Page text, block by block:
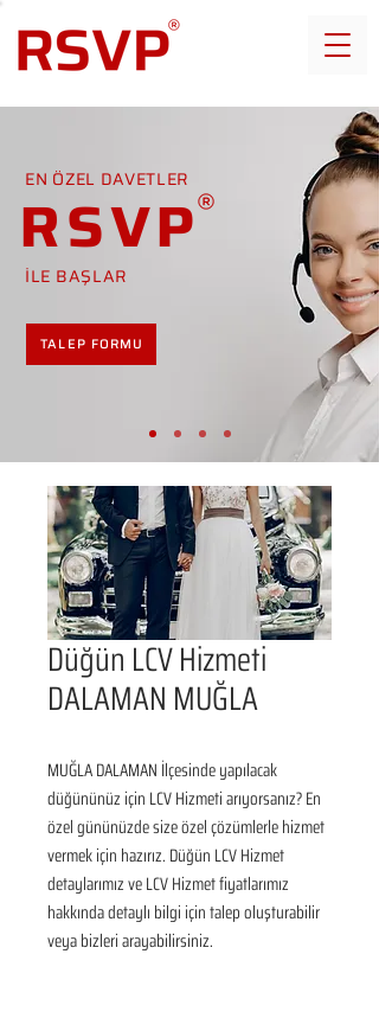
EN ÖZEL DAVETLER
RSVP
İLE BAŞLAR
TALEP FORMU
Düğün LCV Hizmeti
DALAMAN MUĞLA
MUĞLA DALAMAN İlçesinde yapılacak
düğününüz için LCV Hizmeti arıyorsanız? En
özel gününüzde size özel çözümlerle hizmet
vermek için hazırız. Düğün LCV Hizmet
detaylarımız ve LCV Hizmet fiyatlarımız
hakkında detaylı bilgi için talep oluşturabilir
veya bizleri arayabilirsiniz.